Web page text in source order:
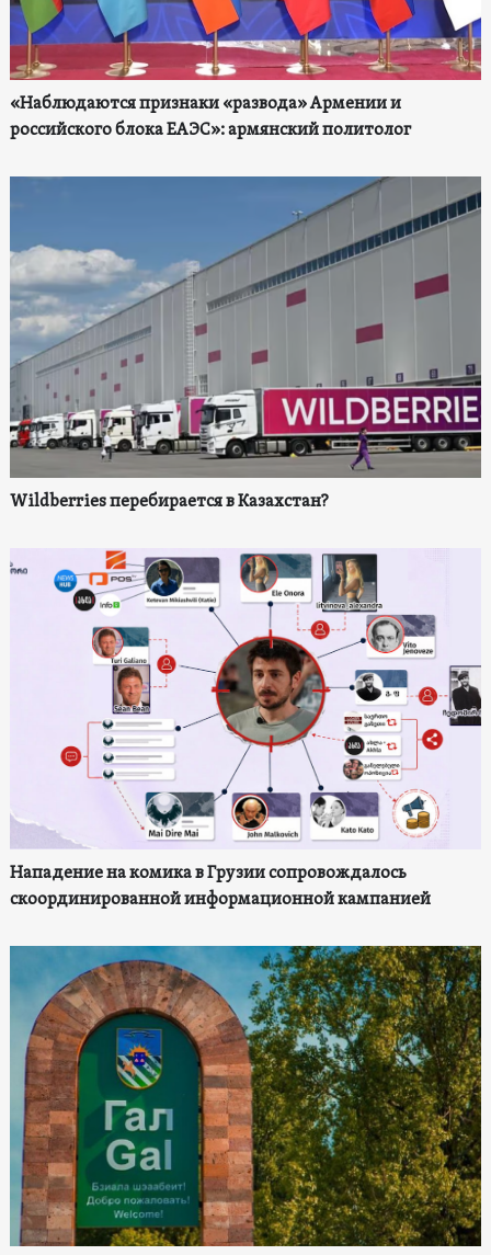
«Наблюдаются признаки «развода» Армении и
российского блока ЕАЭС»: армянский политолог
Wildberries перебирается в Казахстан?
Нападение на комика в Грузии сопровождалось
скоординированной информационной кампанией